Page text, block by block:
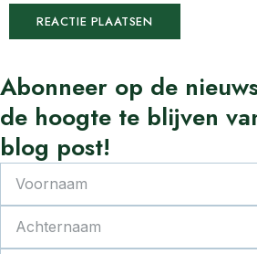
Abonneer op de
de hoogte te blijven
blog post!